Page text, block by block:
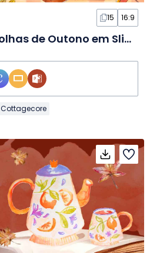
15 16:9
Stickers Fofos de Folhas de Outono em Slides
Cottagecore